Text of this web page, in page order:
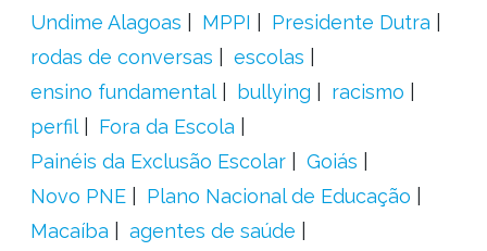
Undime Alagoas
MPPI
Presidente Dutra
rodas de conversas
escolas
ensino fundamental
bullying
racismo
perfil
Fora da Escola
Painéis da Exclusão Escolar
Goiás
Novo PNE
Plano Nacional de Educação
Macaíba
agentes de saúde